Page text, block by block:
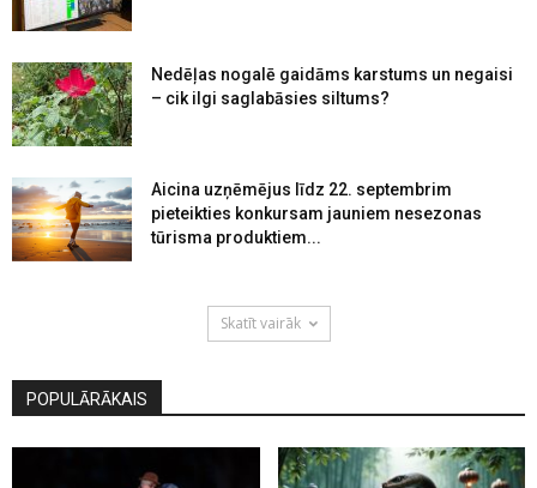
Nedēļas nogalē gaidāms karstums un negaisi
– cik ilgi saglabāsies siltums?
Aicina uzņēmējus līdz 22. septembrim
pieteikties konkursam jauniem nesezonas
tūrisma produktiem...
Skatīt vairāk
POPULĀRĀKAIS